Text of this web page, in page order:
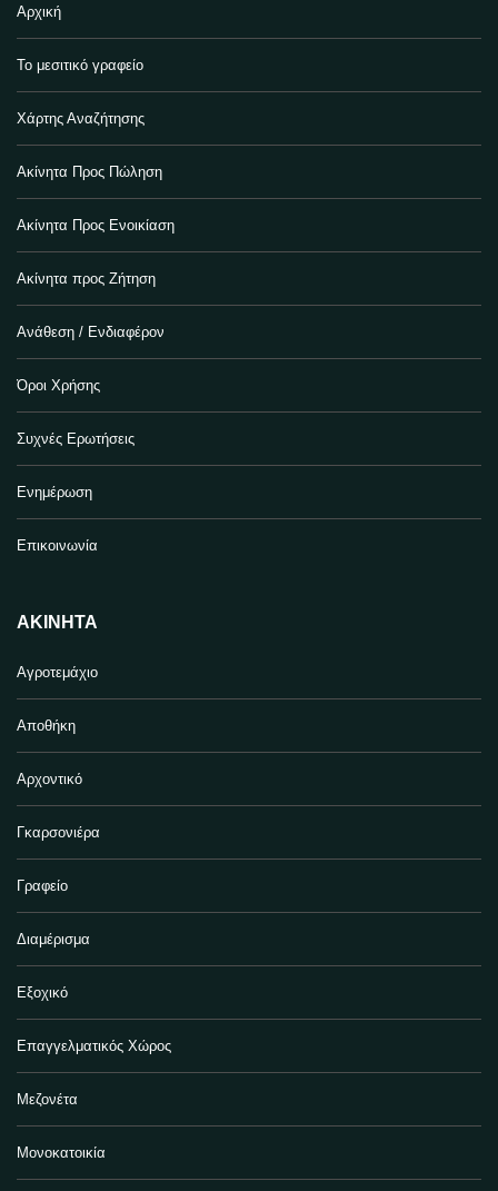
Αρχική
Το μεσιτικό γραφείο
Χάρτης Αναζήτησης
Ακίνητα Προς Πώληση
Ακίνητα Προς Ενοικίαση
Ακίνητα προς Ζήτηση
Ανάθεση / Ενδιαφέρον
Όροι Χρήσης
Συχνές Ερωτήσεις
Ενημέρωση
Επικοινωνία
ΑΚΊΝΗΤΑ
Αγροτεμάχιο
Αποθήκη
Αρχοντικό
Γκαρσονιέρα
Γραφείο
Διαμέρισμα
Εξοχικό
Επαγγελματικός Χώρος
Μεζονέτα
Μονοκατοικία